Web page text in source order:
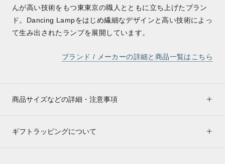
んが高い技術をもつ東東京の職人とともに立ち上げたブラン
ド。Dancing Lampをはじめ繊細なデザインと高い技術によっ
て生み出されたランプを展開しています。
ブランド / メーカーの詳細と商品一覧はこちら
商品サイズなどの詳細・注意事項
ギフトラッピングについて